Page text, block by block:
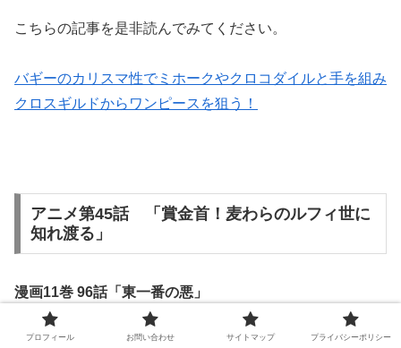
こちらの記事を是非読んでみてください。
バギーのカリスマ性でミホークやクロコダイルと手を組み
クロスギルドからワンピースを狙う！
アニメ第45話 「賞金首！麦わらのルフィ世に
知れ渡る」
漫画11巻 96話「東一番の悪」
ミホークと酒盛りに！
プロフィール お問い合わせ サイトマップ プライバシーポリシー